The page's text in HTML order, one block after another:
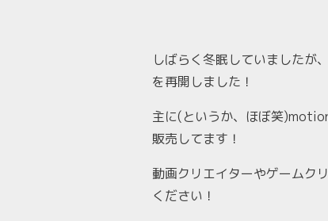
しばらく冬眠していましたが
を再開しました！
主に(というか、ほぼ笑
販売してます！
動画クリエイターやゲームク
ください！